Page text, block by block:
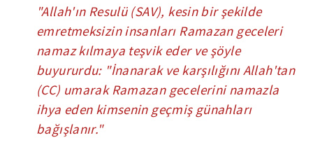
"Allah'ın Resulü (SAV), kesin bir şekilde
emretmeksizin insanları Ramazan geceleri
namaz kılmaya teşvik eder ve şöyle
buyururdu: "İnanarak ve karşılığını Allah'tan
(CC) umarak Ramazan gecelerini namazla
ihya eden kimsenin geçmiş günahları
bağışlanır."